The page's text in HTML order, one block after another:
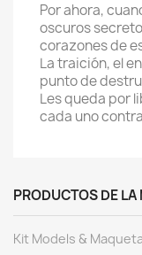
Por ahora,
oscuros
corazones de
La traición, el
punto de
Les queda por
cada uno
PRODUCTOS DE
Kit Models &